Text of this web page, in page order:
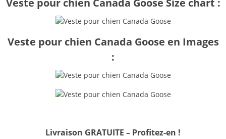
Veste pour chien Canada Goose Size chart :
Veste pour chien Canada Goose en Images
:
Livraison GRATUITE – Profitez-en !